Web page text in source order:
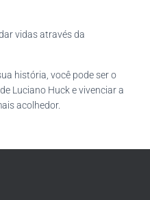
vidas através da
história, você pode ser o
Luciano Huck e vivenciar a
acolhedor.